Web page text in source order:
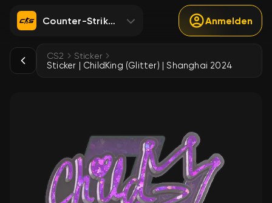
Counter-Strike 2 Anmelden
CS2 Sticker
Sticker | ChildKing (Glitter) | Shanghai 2024